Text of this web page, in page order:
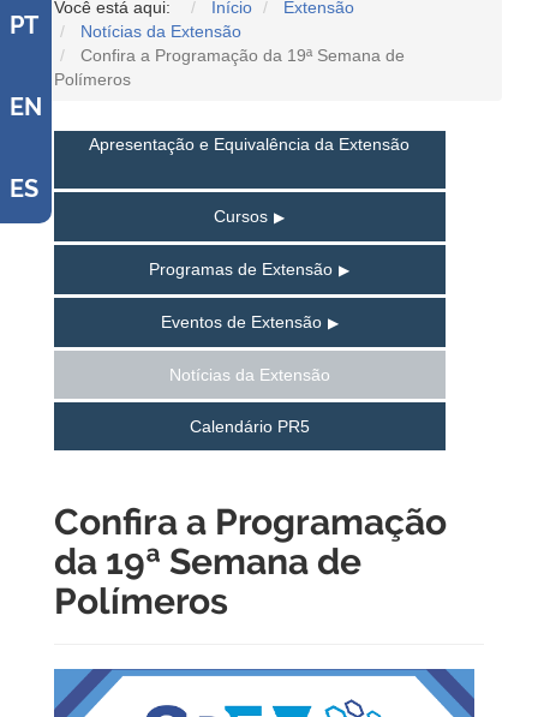
PT
EN
ES
Você está aqui: Início
Extensão
Notícias da Extensão
Confira a Programação da 19ª Semana de
Polímeros
Apresentação e Equivalência da Extensão
Cursos
Programas de Extensão
Eventos de Extensão
Notícias da Extensão
Calendário PR5
Confira a Programação
da 19ª Semana de
Polímeros